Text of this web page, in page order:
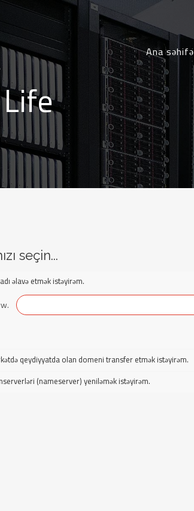
Ana səhifə
seçin...
əlavə etmək istəyirəm.
qeydiyyatda olan domeni transfer etmək istəyirəm.
(nameserver) yeniləmək istəyirəm.